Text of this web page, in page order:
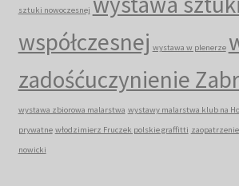
sztuki nowoczesnej
współczesnej wystawa w plenerze
zadośćuczynienie
wystawa zbiorowa malarstwa wystawy malarstwa klub na
prywatne włodzimierz Fruczek polskie graffitti
nowicki